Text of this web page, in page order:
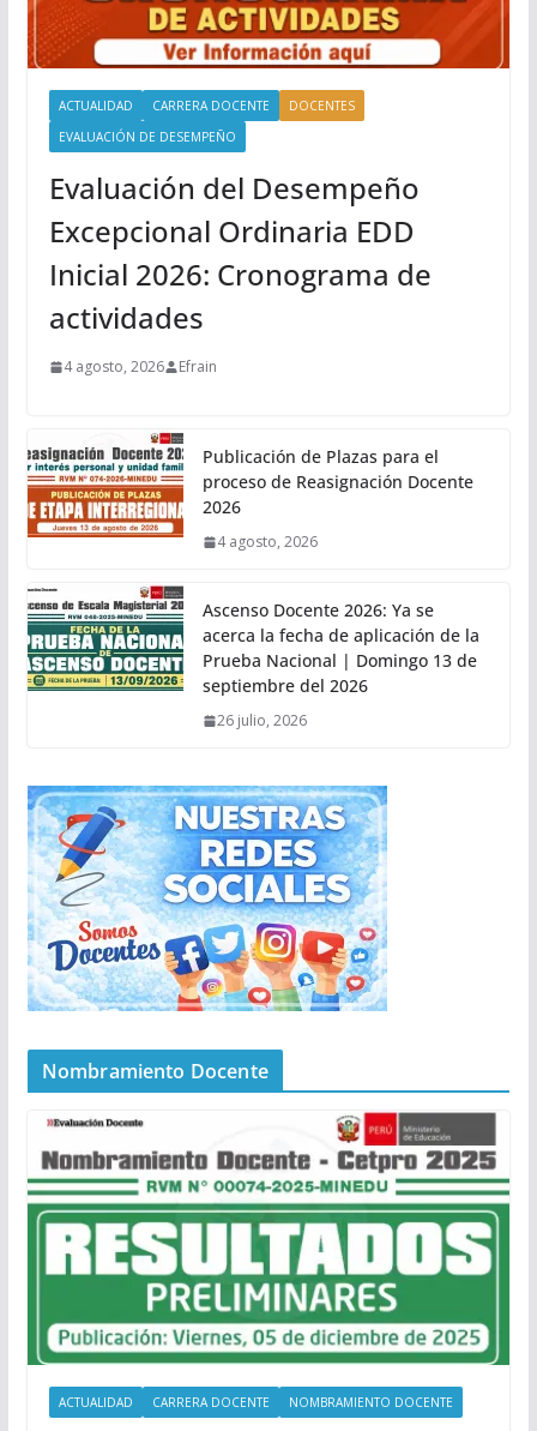
ACTUALIDAD CARRERA DOCENTE
DOCENTES
EVALUACIÓN DE DESEMPEÑO
Evaluación del Desempeño
Excepcional Ordinaria EDD
Inicial 2026: Cronograma de
actividades
4 agosto, 2026 Efrain
Publicación de Plazas para el
proceso de Reasignación Docente
2026
4 agosto, 2026
Ascenso Docente 2026: Ya se
acerca la fecha de aplicación de la
Prueba Nacional | Domingo 13 de
septiembre del 2026
26 julio, 2026
Nombramiento Docente
ACTUALIDAD CARRERA DOCENTE NOMBRAMIENTO DOCENTE